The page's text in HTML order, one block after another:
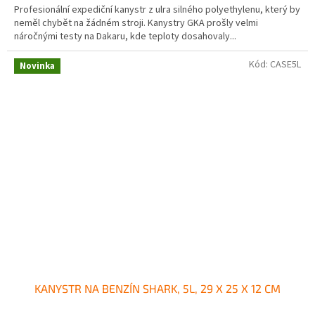
Profesionální expediční kanystr z ulra silného polyethylenu, který by
neměl chybět na žádném stroji. Kanystry GKA prošly velmi
náročnými testy na Dakaru, kde teploty dosahovaly...
Novinka
KANYSTR NA BENZÍN SHARK, 5L, 29 X 25 X 12 CM
Kód: CASE5L